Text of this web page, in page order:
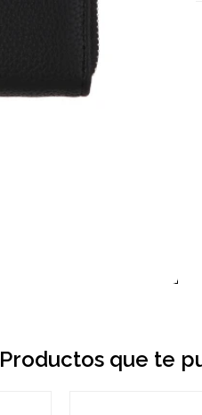
Productos que te